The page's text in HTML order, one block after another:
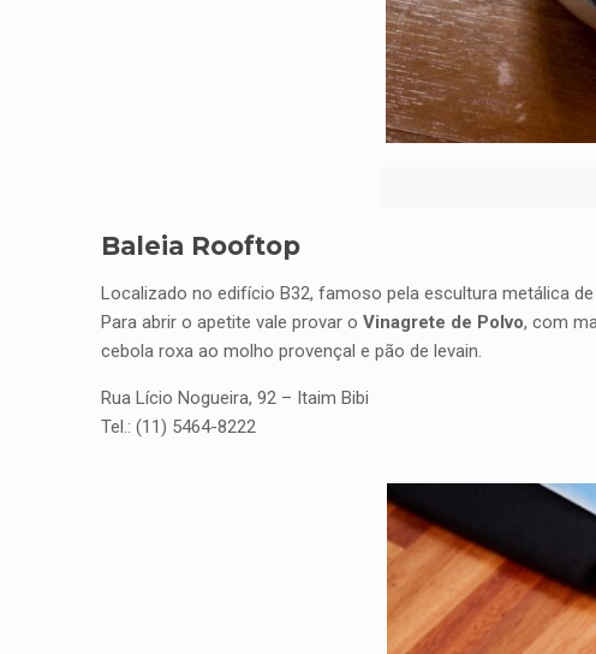
Baleia Rooftop
Localizado no edifício B32, famoso pela escultura metálica
Para abrir o apetite vale provar o Vinagrete de Polvo, com
cebola roxa ao molho provençal e pão de levain.
Rua Lício Nogueira, 92 – Itaim Bibi
Tel.: (11) 5464-8222